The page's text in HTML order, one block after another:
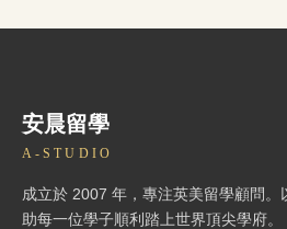
安晨留學
A-STUDIO
成立於 2007 年，專注英美留學顧問。
助每一位學子順利踏上世界頂尖學府。